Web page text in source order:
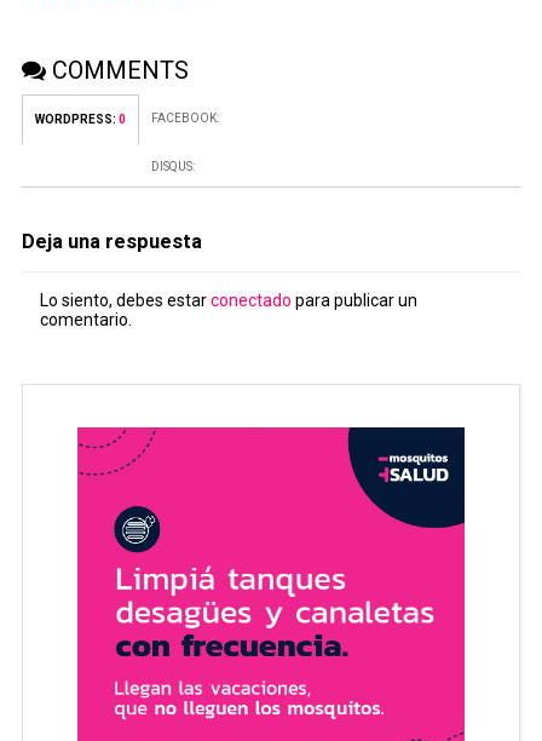
COMMENTS
WORDPRESS: 0 FACEBOOK:
DISQUS:
Deja una respuesta
Lo siento, debes estarconectado para publicar un
comentario.